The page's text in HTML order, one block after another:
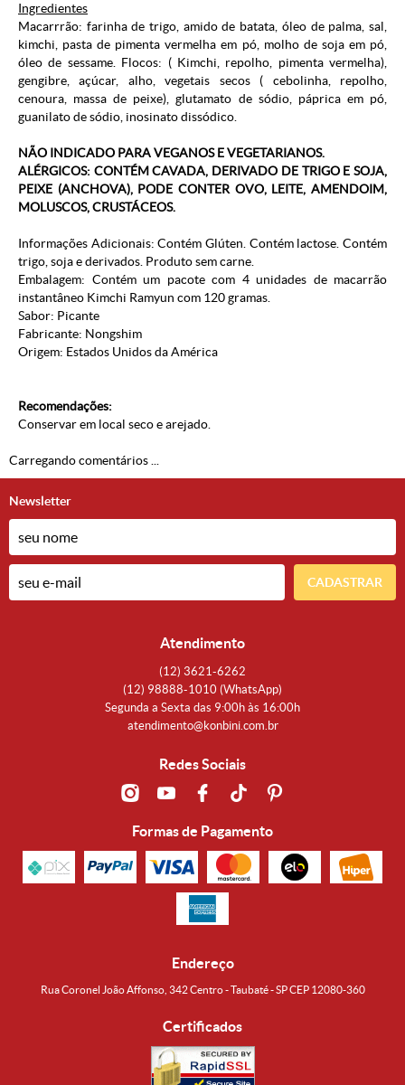
Ingredientes
Macarrrão: farinha de trigo, amido de batata, óleo de palma, sal,
kimchi, pasta de pimenta vermelha em pó, molho de soja em pó,
óleo de sessame. Flocos: ( Kimchi, repolho, pimenta vermelha),
gengibre, açúcar, alho, vegetais secos ( cebolinha, repolho,
cenoura, massa de peixe), glutamato de sódio, páprica em pó,
guanilato de sódio, inosinato dissódico.
NÃO INDICADO PARA VEGANOS E VEGETARIANOS.
ALÉRGICOS: CONTÉM CAVADA, DERIVADO DE TRIGO E SOJA,
PEIXE (ANCHOVA), PODE CONTER OVO, LEITE, AMENDOIM,
MOLUSCOS, CRUSTÁCEOS.
Informações Adicionais: Contém Glúten. Contém lactose. Contém
trigo, soja e derivados. Produto sem carne.
Embalagem: Contém um pacote com 4 unidades de macarrão
instantâneo Kimchi Ramyun com 120 gramas.
Sabor: Picante
Fabricante: Nongshim
Origem: Estados Unidos da América
Recomendações:
Conservar em local seco e arejado.
Carregando comentários ...
Newsletter
CADASTRAR
Atendimento
(12) 3621-6262
(12) 98888-1010 (WhatsApp)
Segunda a Sexta das 9:00h às 16:00h
atendimento@konbini.com.br
Redes Sociais
Formas de Pagamento
Endereço
Rua Coronel João Affonso, 342 Centro - Taubaté - SP CEP 12080-360
Certificados